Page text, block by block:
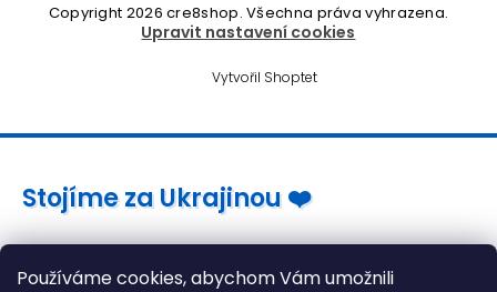
Používáme cookies, abychom Vám umožnili
Vytvořil Shoptet
Copyright 2026cre8shop. Všechna práva vyhrazena.
Upravit nastavení cookies
Stojíme za Ukrajinou ❤️
Jak a čím pomoci »